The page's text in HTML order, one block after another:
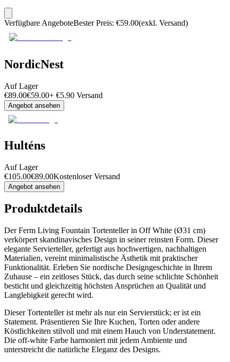
Verfügbare AngeboteBester Preis: €59.00(exkl. Versand)
NordicNest
Auf Lager
€89.00€59.00+ €5.90 Versand
Angebot ansehen
Hulténs
Auf Lager
€105.00€89.00Kostenloser Versand
Angebot ansehen
Produktdetails
Der Ferm Living Fountain Tortenteller in Off White (Ø31 cm)
verkörpert skandinavisches Design in seiner reinsten Form. Dieser
elegante Servierteller, gefertigt aus hochwertigen, nachhaltigen
Materialien, vereint minimalistische Ästhetik mit praktischer
Funktionalität. Erleben Sie nordische Designgeschichte in Ihrem
Zuhause – ein zeitloses Stück, das durch seine schlichte Schönheit
besticht und gleichzeitig höchsten Ansprüchen an Qualität und
Langlebigkeit gerecht wird.
Dieser Tortenteller ist mehr als nur ein Servierstück; er ist ein
Statement. Präsentieren Sie Ihre Kuchen, Torten oder andere
Köstlichkeiten stilvoll und mit einem Hauch von Understatement.
Die off-white Farbe harmoniert mit jedem Ambiente und
unterstreicht die natürliche Eleganz des Designs.